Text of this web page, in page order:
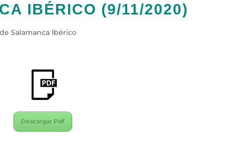
IBÉRICO (9/11/2020)
Salamanca Ibérico
Descargar Pdf